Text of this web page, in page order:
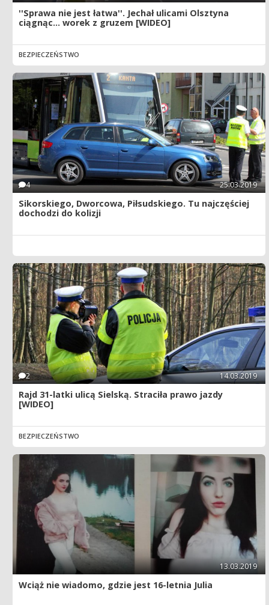
''Sprawa nie jest łatwa''. Jechał ulicami Olsztyna
ciągnąc... worek z gruzem [WIDEO]
BEZPIECZEŃSTWO
4 25.03.2019
Sikorskiego, Dworcowa, Piłsudskiego. Tu najczęściej
dochodzi do kolizji
2 14.03.2019
Rajd 31-latki ulicą Sielską. Straciła prawo jazdy
[WIDEO]
BEZPIECZEŃSTWO
13.03.2019
Wciąż nie wiadomo, gdzie jest 16-letnia Julia